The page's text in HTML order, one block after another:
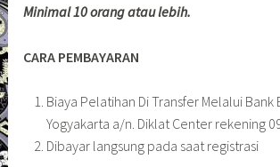
Minimal 10 orang atau lebih.
CARA PEMBAYARAN
Biaya Pelatihan Di Transfer Melalui Bank
Yogyakarta a/n. Diklat Center rekening
Dibayar langsung pada saat registrasi